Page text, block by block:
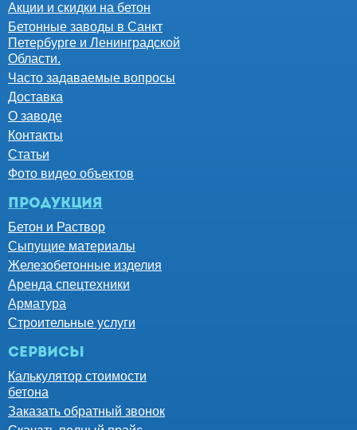
Акции и скидки на бетон
Бетонные заводы в Санкт
Петербурге и Ленинградской
Области.
Часто задаваемые вопросы
Доставка
О заводе
Контакты
Статьи
Фото видео объектов
Продукция
Бетон и Раствор
Сыпущие материалы
Железобетонные изделия
Аренда спецтехники
Арматура
Строительные услуги
Сервисы
Калькулятор стоимости
бетона
Заказать обратный звонок